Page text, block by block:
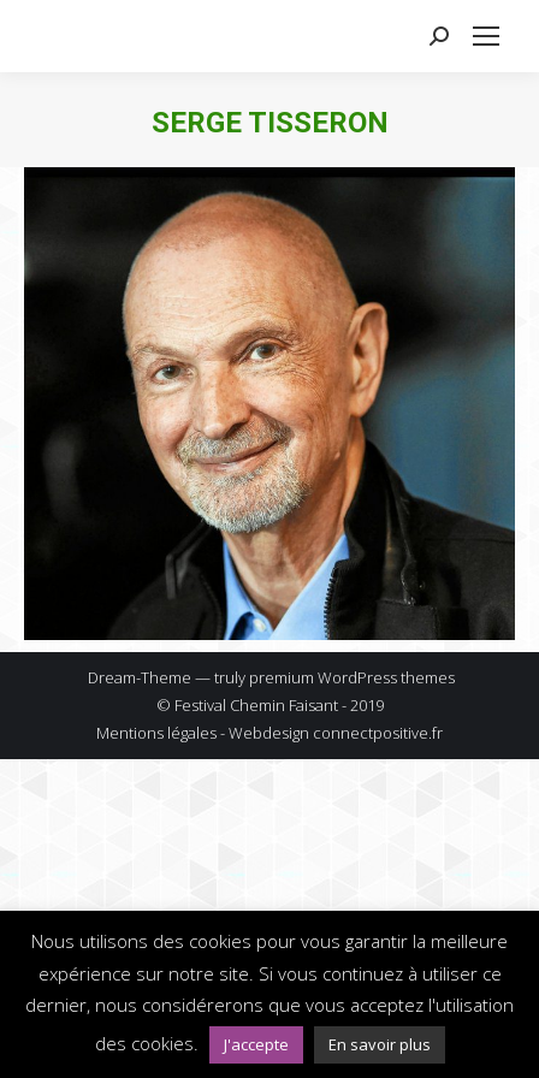
Search:
SERGE TISSERON
Dream-Theme — truly premium WordPress themes
© Festival Chemin Faisant - 2019
Mentions légales - Webdesign connectpositive.fr
Nous utilisons des cookies pour vous garantir la meilleure
expérience sur notre site. Si vous continuez à utiliser ce
dernier, nous considérerons que vous acceptez l'utilisation
des cookies.
J'accepte En savoir plus